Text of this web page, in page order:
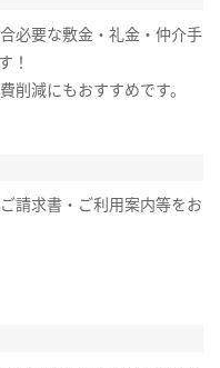
必要な敷金・礼金・仲介手
！
削減にもおすすめです。
請求書・ご利用案内等をお